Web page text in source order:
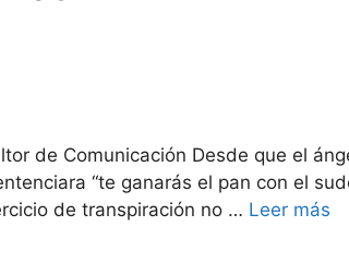
de Comunicación Desde que el
“te ganarás el pan con el
de transpiración no … Leer más